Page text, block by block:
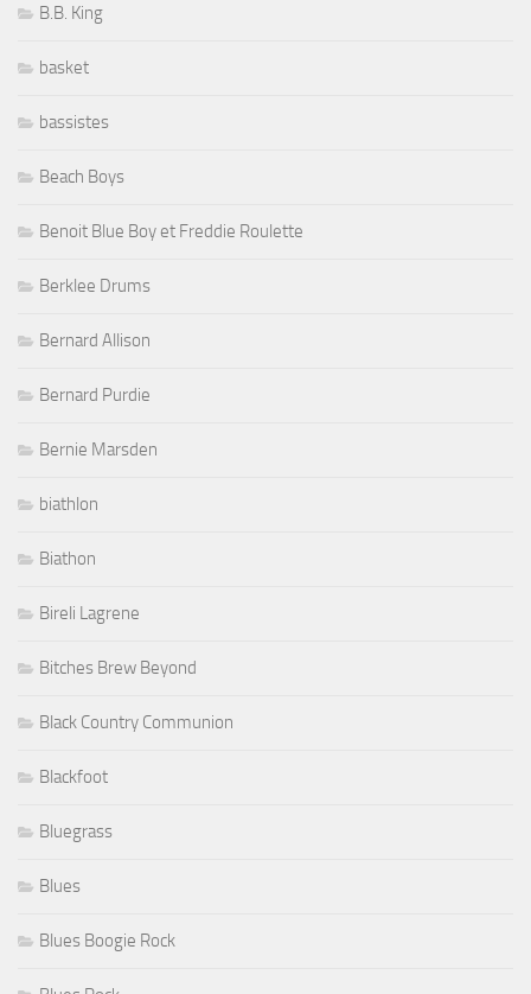
B.B. King
basket
bassistes
Beach Boys
Benoit Blue Boy et Freddie Roulette
Berklee Drums
Bernard Allison
Bernard Purdie
Bernie Marsden
biathlon
Biathon
Bireli Lagrene
Bitches Brew Beyond
Black Country Communion
Blackfoot
Bluegrass
Blues
Blues Boogie Rock